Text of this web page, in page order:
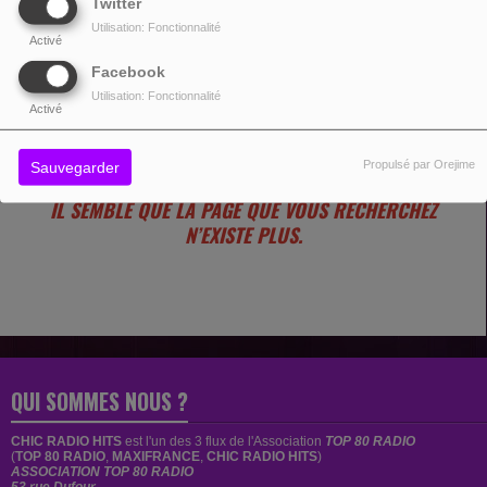
Activé
Utilisation: Fonctionnalité
Facebook
Activé
Utilisation: Fonctionnalité
Sauvegarder Propulsé par Orejime
OUPS, VOUS AVEZ
RENCONTRÉ UNE ERREUR.
IL SEMBLE QUE LA PAGE QUE VOUS RECHERCHEZ
N’EXISTE PLUS.
QUI SOMMES NOUS ?
CHIC RADIO HITS est l'un des 3 flux de l'Association TOP 80 RADIO
(TOP 80 RADIO, MAXIFRANCE, CHIC RADIO HITS)
ASSOCIATION TOP 80 RADIO